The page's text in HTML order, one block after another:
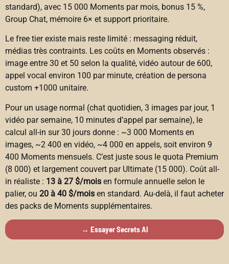
standard), avec 15 000 Moments par mois, bonus 15 %,
Group Chat, mémoire 6× et support prioritaire.
Le free tier existe mais reste limité : messaging réduit,
médias très contraints. Les coûts en Moments observés :
image entre 30 et 50 selon la qualité, vidéo autour de 600,
appel vocal environ 100 par minute, création de persona
custom +1000 unitaire.
Pour un usage normal (chat quotidien, 3 images par jour, 1
vidéo par semaine, 10 minutes d’appel par semaine), le
calcul all-in sur 30 jours donne : ~3 000 Moments en
images, ~2 400 en vidéo, ~4 000 en appels, soit environ 9
400 Moments mensuels. C’est juste sous le quota Premium
(8 000) et largement couvert par Ultimate (15 000). Coût all-
in réaliste : 13 à 27 $/mois en formule annuelle selon le
palier, ou 20 à 40 $/mois en standard. Au-delà, il faut acheter
des packs de Moments supplémentaires.
→ Essayer Secrets AI